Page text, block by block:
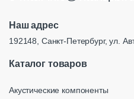
Наш адрес
192148, Санкт-Петербург, ул.
Каталог товаров
Акустические компоненты